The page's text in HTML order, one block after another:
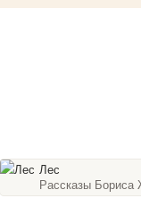
Лес
Рассказы